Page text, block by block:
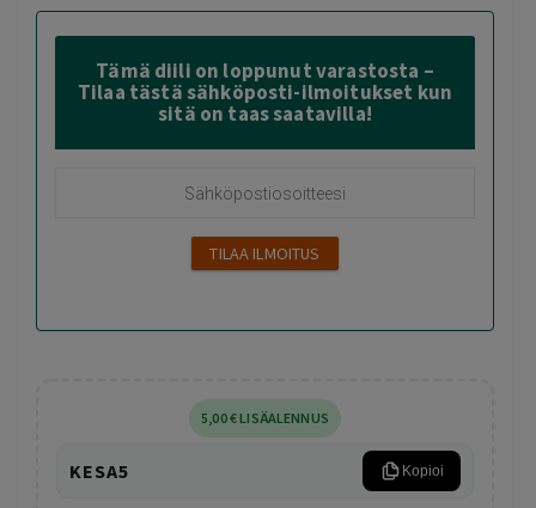
Tämä diili on loppunut varastosta –
Tilaa tästä sähköposti-ilmoitukset kun
sitä on taas saatavilla!
5,00€LISÄALENNUS
KESA5 Kopioi